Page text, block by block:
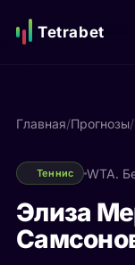
Tetrabet
Главная/Прогнозы/
Теннис WTA.
Элиза